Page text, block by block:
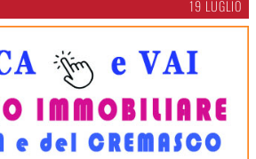
19 LUGLIO